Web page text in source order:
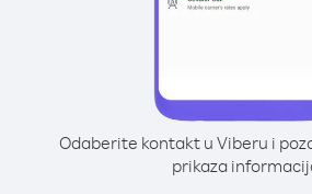
Odaberite kontakt u Viberu i
prikaza